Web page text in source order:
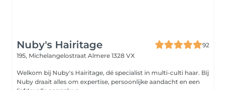
Nuby's Hairitage
92
195, Michelangelostraat Almere 1328 VX
Welkom bij Nuby's Hairitage, dé specialist in multi-culti haar. Bij
Nuby draait alles om expertise, persoonlijke aandacht en een